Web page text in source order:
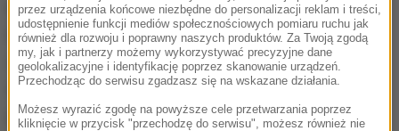
bohaterstwa" - piszą serbskie media o 21-letniej
Kovacevic, która straciła nogę, ale nie poddała się,
ciężko pracowała, aby wrócić na boisko. Od dwóch
miesięcy trenowała z drużyną Crvenej Zvezdy, a w
poniedziałek została oficjalnie zarejestrowana
przez urządzenia końcowe niezbędne do personalizacji reklam i treści,
udostępnienie funkcji mediów społecznościowych pomiaru ruchu jak
również dla rozwoju i poprawny naszych produktów. Za Twoją zgodą
my, jak i partnerzy możemy wykorzystywać precyzyjne dane
geolokalizacyjne i identyfikację poprzez skanowanie urządzeń.
Przechodząc do serwisu zgadzasz się na wskazane działania.
Możesz wyrazić zgodę na powyższe cele przetwarzania poprzez
kliknięcie w przycisk "przechodzę do serwisu", możesz również nie